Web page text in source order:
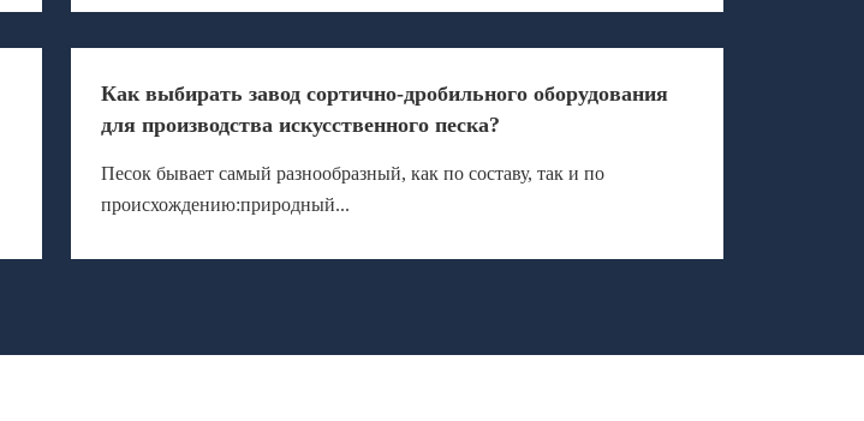
Как выбирать завод сортично-дробильного оборудования
для производства искусственного песка?
Песок бывает самый разнообразный, как по составу, так и по
происхождению:природный...